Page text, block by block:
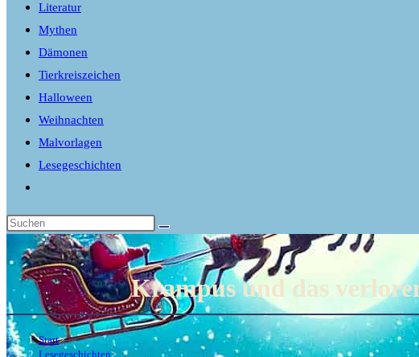
Literatur
Mythen
Dämonen
Tierkreiszeichen
Halloween
Weihnachten
Malvorlagen
Lesegeschichten
umschalten
Krampus und das
Start>
Lesegeschichten>